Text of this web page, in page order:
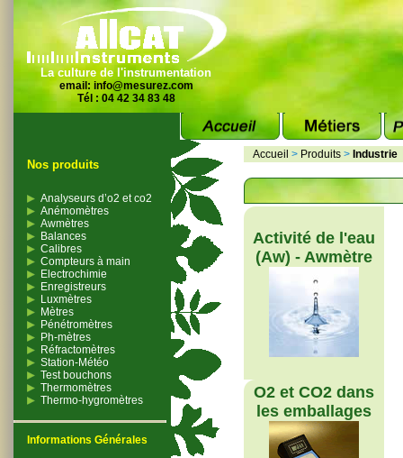
La culture de l'instrumentation
email: info@mesurez.com
Tél : 04 42 34 83 48
Nos produits
Analyseurs d’o2 et co2
Anémomètres
Awmètres
Balances
Calibres
Compteurs à main
Electrochimie
Enregistreurs
Luxmètres
Mètres
Pénétromètres
Ph-mètres
Réfractomètres
Station-Météo
Test bouchons
Thermomètres
Thermo-hygromètres
Informations Générales
Accueil > Produits > Industrie
Activité de l'eau
(Aw) - Awmètre
O2 et CO2 dans
les emballages